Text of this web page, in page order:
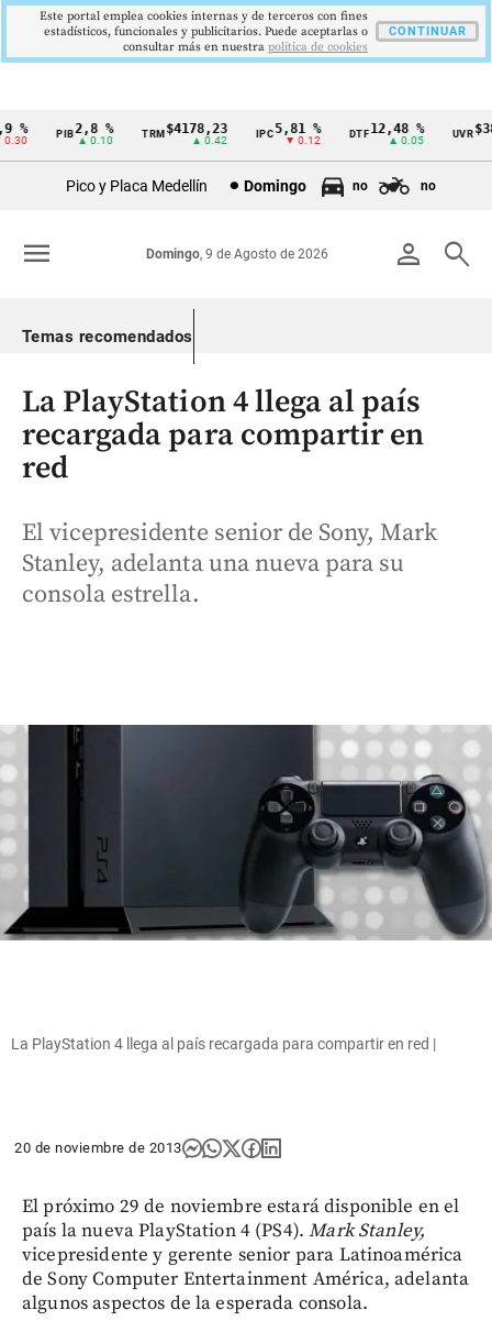
Cintillo
Colombia
2,8 %
▲ 0.10
TRM$4178,23
▲ 0.42
5,81 %
▼ 0.12
DTF12,48 %
▲ 0.05
UVR
Pico y Placa Medellín Domingo no no
person search
Domingo, 9 de Agosto de 2026
menu
Temas recomendados
La PlayStation 4 llega al país
recargada para compartir en
red
El vicepresidente senior de Sony, Mark
Stanley, adelanta una nueva para su
consola estrella.
La PlayStation 4 llega al país recargada para compartir en red |
20 de noviembre de 2013
El próximo 29 de noviembre estará disponible en el
país la nueva PlayStation 4 (PS4).Mark Stanley,
vicepresidente y gerente senior para Latinoamérica
de Sony Computer Entertainment América, adelanta
algunos aspectos de la esperada consola.
Este portal emplea cookies internas y de terceros con fines
estadísticos, funcionales y publicitarios. Puede aceptarlas o
consultar más en nuestra politica de cookies
CONTINUAR